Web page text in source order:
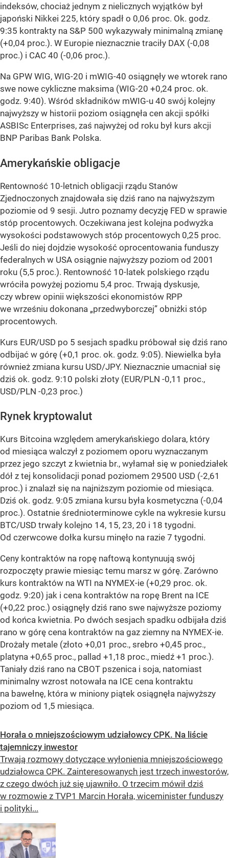
indeksów, chociaż jednym z nielicznych wyjątków był
japoński Nikkei 225, który spadł o 0,06 proc. Ok. godz.
9:35 kontrakty na S&P 500 wykazywały minimalną zmianę
(+0,04 proc.). W Europie nieznacznie traciły DAX (-0,08
proc.) i CAC 40 (-0,06 proc.).
Na GPW WIG, WIG-20 i mWIG-40 osiągnęły we wtorek rano
swe nowe cykliczne maksima (WIG-20 +0,24 proc. ok.
godz. 9:40). Wśród składników mWIG-u 40 swój kolejny
najwyższy w historii poziom osiągnęła cen akcji spółki
ASBISc Enterprises, zaś najwyżej od roku był kurs akcji
BNP Paribas Bank Polska.
Amerykańskie obligacje
Rentowność 10-letnich obligacji rządu Stanów
Zjednoczonych znajdowała się dziś rano na najwyższym
poziomie od 9 sesji. Jutro poznamy decyzję FED w sprawie
stóp procentowych. Oczekiwana jest kolejna podwyżka
wysokości podstawowych stóp procentowych 0,25 proc.
Jeśli do niej dojdzie wysokość oprocentowania funduszy
federalnych w USA osiągnie najwyższy poziom od 2001
roku (5,5 proc.). Rentowność 10-latek polskiego rządu
wróciła powyżej poziomu 5,4 proc. Trwają dyskusje,
czy wbrew opinii większości ekonomistów RPP
we wrześniu dokonana „przedwyborczej” obniżki stóp
procentowych.
Kurs EUR/USD po 5 sesjach spadku próbował się dziś rano
odbijać w górę (+0,1 proc. ok. godz. 9:05). Niewielka była
również zmiana kursu USD/JPY. Nieznacznie umacniał się
dziś ok. godz. 9:10 polski złoty (EUR/PLN -0,11 proc.,
USD/PLN -0,23 proc.)
Rynek kryptowalut
Kurs Bitcoina względem amerykańskiego dolara, który
od miesiąca walczył z poziomem oporu wyznaczanym
przez jego szczyt z kwietnia br., wyłamał się w poniedziałek
dół z tej konsolidacji ponad poziomem 29500 USD (-2,61
proc.) i znalazł się na najniższym poziomie od miesiąca.
Dziś ok. godz. 9:05 zmiana kursu była kosmetyczna (-0,04
proc.). Ostatnie średnioterminowe cykle na wykresie kursu
BTC/USD trwały kolejno 14, 15, 23, 20 i 18 tygodni.
Od czerwcowe dołka kursu minęło na razie 7 tygodni.
Ceny kontraktów na ropę naftową kontynuują swój
rozpoczęty prawie miesiąc temu marsz w górę. Zarówno
kurs kontraktów na WTI na NYMEX-ie (+0,29 proc. ok.
godz. 9:20) jak i cena kontraktów na ropę Brent na ICE
(+0,22 proc.) osiągnęły dziś rano swe najwyższe poziomy
od końca kwietnia. Po dwóch sesjach spadku odbijała dziś
rano w górę cena kontraktów na gaz ziemny na NYMEX-ie.
Drożały metale (złoto +0,01 proc., srebro +0,45 proc.,
platyna +0,65 proc., pallad +1,18 proc., miedź +1 proc.).
Taniały dziś rano na CBOT pszenica i soja, natomiast
minimalny wzrost notowała na ICE cena kontraktu
na bawełnę, która w miniony piątek osiągnęła najwyższy
poziom od 1,5 miesiąca.
Horała o mniejszościowym udziałowcy CPK. Na liście
tajemniczy inwestor
Trwają rozmowy dotyczące wyłonienia mniejszościowego
udziałowca CPK. Zainteresowanych jest trzech inwestorów,
z czego dwóch już się ujawniło. O trzecim mówił dziś
w rozmowie z TVP1 Marcin Horała, wiceminister funduszy
i polityki...